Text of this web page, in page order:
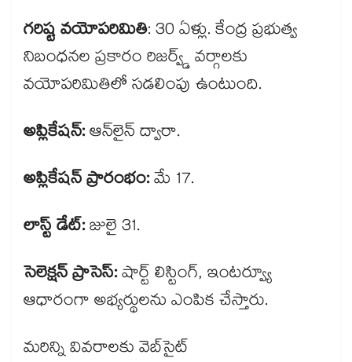
గరిష్ట వయోపరిమితి: 30 ఏళ్లు. కేంద్ర ప్రభుత్వ
నిబంధనల ప్రకారం రిజర్వ్డ్ వర్గాలకు
వయోపరిమితిలో సడలింపు ఉంటుంది.
అప్లికేషన్:ఆన్​లైన్ ద్వారా.
అప్లికేషన్ ప్రారంభం:మే 17.
లాస్ట్ డేట్:జులై 31.
సెలెక్షన్ ప్రాసెస్:షార్ట్ లిస్టింగ్, ఇంటర్వ్యూ
ఆధారంగా అభ్యర్థులను ఎంపిక చేస్తారు.
మరిన్ని వివరాలకు వెబ్​సైట్